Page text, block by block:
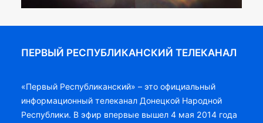
ПЕРВЫЙ РЕСПУБЛИКАНСКИЙ ТЕЛЕКАНАЛ
«Первый Республиканский» – это официальный
информационный телеканал Донецкой Народной
Республики. В эфир впервые вышел 4 мая 2014 года